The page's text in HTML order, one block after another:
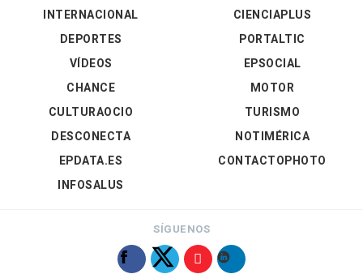
INTERNACIONAL
DEPORTES
VÍDEOS
CIENCIAPLUS
PORTALTIC
EPSOCIAL
CHANCE
CULTURAOCIO
DESCONECTA
EPDATA.ES
INFOSALUS
MOTOR
TURISMO
NOTIMÉRICA
CONTACTOPHOTO
SÍGUENOS